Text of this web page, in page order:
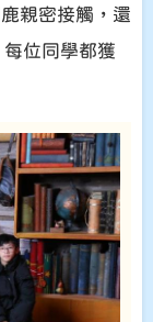
親密接觸，還
位同學都獲